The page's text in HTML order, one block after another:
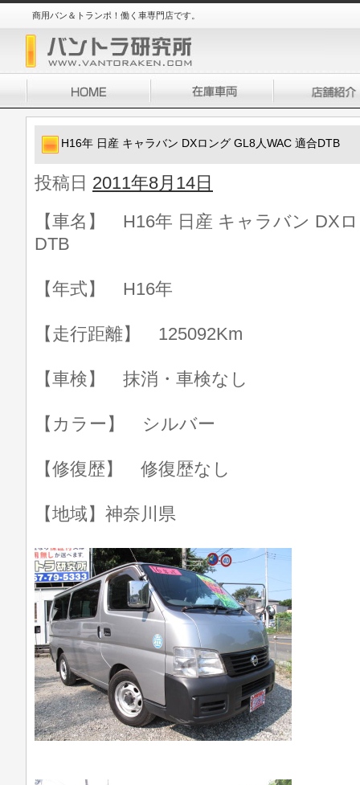
商用バン＆トランポ！働く車専門店です。
H16年 日産 キャラバン DXロング GL8人WAC 適合DTB
投稿日 2011年8月14日
【車名】 H16年 日産 キャラバン DX
DTB
【年式】 H16年
【走行距離】 125092Km
【車検】 抹消・車検なし
【カラー】 シルバー
【修復歴】 修復歴なし
【地域】神奈川県